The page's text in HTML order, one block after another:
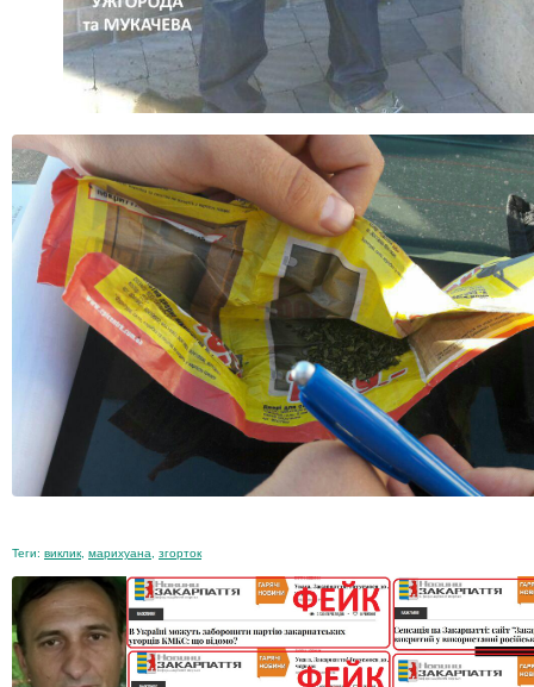
Теги: виклик марихуана згорток